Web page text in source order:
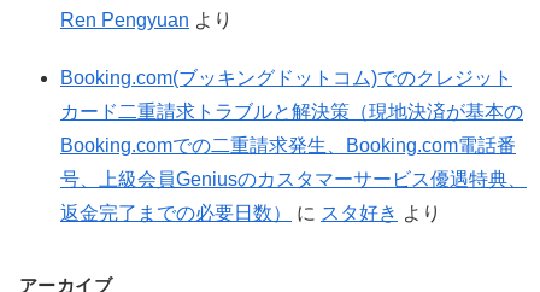
Ren Pengyuan より
Booking.com(ブッキングドットコム)でのクレジット
カード二重請求トラブルと解決策（現地決済が基本の
Booking.comでの二重請求発生、Booking.com電話番
号、上級会員Geniusのカスタマーサービス優遇特典、
返金完了までの必要日数）
に スタ好き より
アーカイブ